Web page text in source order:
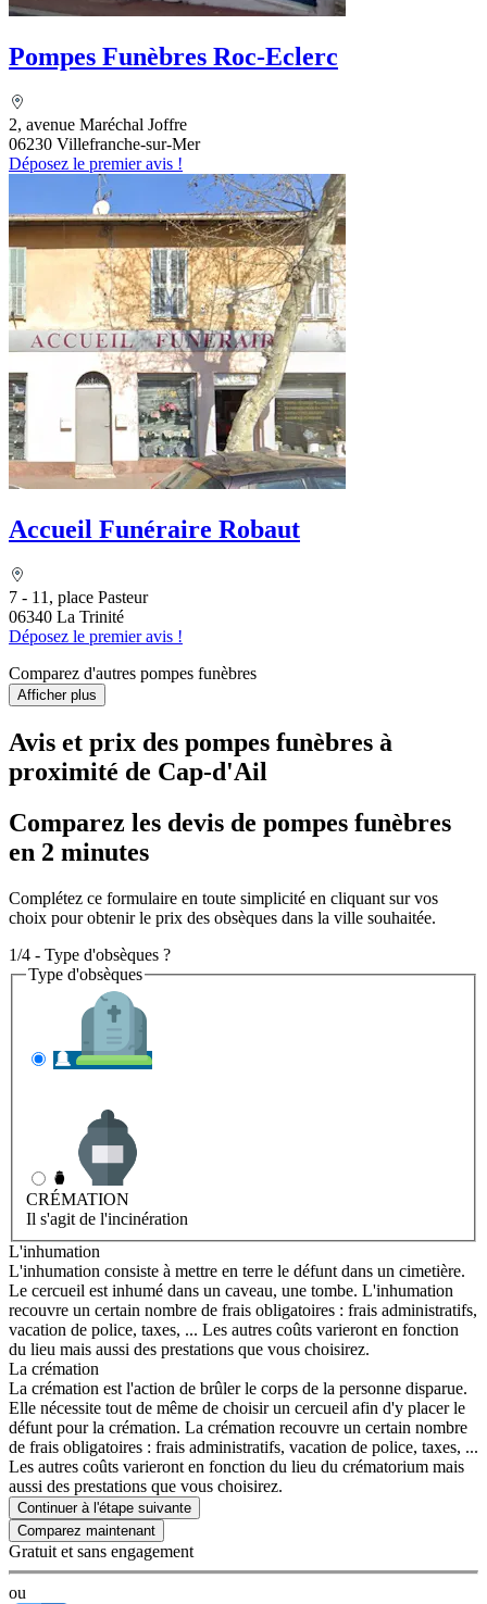
Pompes Funèbres Roc-Eclerc
2, avenue Maréchal Joffre
06230 Villefranche-sur-Mer
Déposez le premier avis !
Accueil Funéraire Robaut
7 - 11, place Pasteur
06340 La Trinité
Déposez le premier avis !
Comparez d'autres pompes funèbres
Afficher plus
Avis et prix des pompes funèbres à
proximité de Cap-d'Ail
Comparez les devis de pompes funèbres
en 2 minutes
Complétez ce formulaire en toute simplicité en cliquant sur vos
choix pour obtenir le prix des obsèques dans la ville souhaitée.
1/4 - Type d'obsèques ?
Type d'obsèques
CRÉMATION
Il s'agit de l'incinération
L'inhumation
L'inhumation consiste à mettre en terre le défunt dans un cimetière.
Le cercueil est inhumé dans un caveau, une tombe. L'inhumation
recouvre un certain nombre de frais obligatoires : frais administratifs,
vacation de police, taxes, ... Les autres coûts varieront en fonction
du lieu mais aussi des prestations que vous choisirez.
La crémation
La crémation est l'action de brûler le corps de la personne disparue.
Elle nécessite tout de même de choisir un cercueil afin d'y placer le
défunt pour la crémation. La crémation recouvre un certain nombre
de frais obligatoires : frais administratifs, vacation de police, taxes, ...
Les autres coûts varieront en fonction du lieu du crématorium mais
aussi des prestations que vous choisirez.
Continuer à l'étape suivante
Gratuit et sans engagement
ou